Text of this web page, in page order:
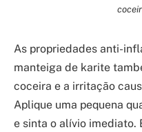
As propriedades anti-
manteiga de karite
coceira e a irritação
Aplique uma pequena
e sinta o alívio imediato.